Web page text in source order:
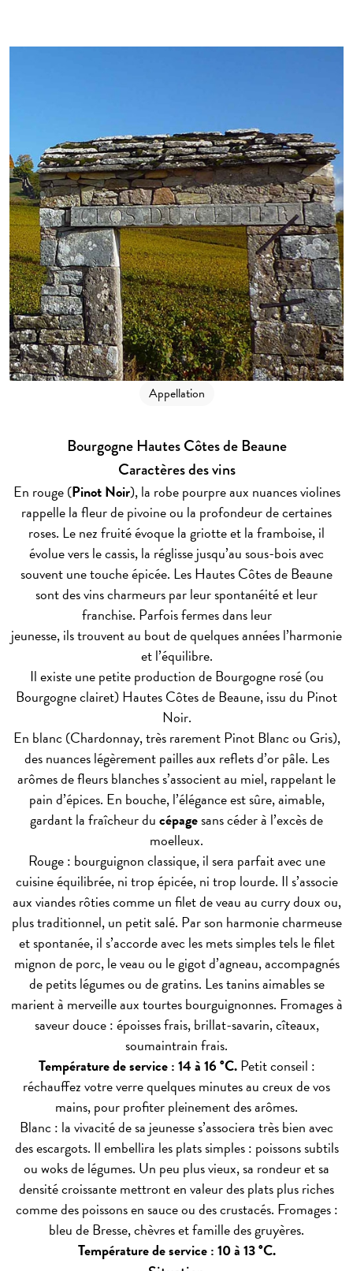
Appellation
Bourgogne Hautes Côtes de Beaune
Caractères des vins
En rouge (Pinot Noir), la robe pourpre aux nuances violines
rappelle la fleur de pivoine ou la profondeur de certaines
roses. Le nez fruité évoque la griotte et la framboise, il
évolue vers le cassis, la réglisse jusqu’au sous-bois avec
souvent une touche épicée. Les Hautes Côtes de Beaune
sont des vins charmeurs par leur spontanéité et leur
franchise. Parfois fermes dans leur
jeunesse, ils trouvent au bout de quelques années l’harmonie
et l’équilibre.
Il existe une petite production de Bourgogne rosé (ou
Bourgogne clairet) Hautes Côtes de Beaune, issu du Pinot
Noir.
En blanc (Chardonnay, très rarement Pinot Blanc ou Gris),
des nuances légèrement pailles aux reflets d’or pâle. Les
arômes de fleurs blanches s’associent au miel, rappelant le
pain d’épices. En bouche, l’élégance est sûre, aimable,
gardant la fraîcheur ducépagesans céder à l’excès de
moelleux.
Rouge : bourguignon classique, il sera parfait avec une
cuisine équilibrée, ni trop épicée, ni trop lourde. Il s’associe
aux viandes rôties comme un filet de veau au curry doux ou,
plus traditionnel, un petit salé. Par son harmonie charmeuse
et spontanée, il s’accorde avec les mets simples tels le filet
mignon de porc, le veau ou le gigot d’agneau, accompagnés
de petits légumes ou de gratins. Les tanins aimables se
marient à merveille aux tourtes bourguignonnes. Fromages à
saveur douce : époisses frais, brillat-savarin, cîteaux,
soumaintrain frais.
Température de service : 14 à 16 °C.Petit conseil :
réchauffez votre verre quelques minutes au creux de vos
mains, pour profiter pleinement des arômes.
Blanc : la vivacité de sa jeunesse s’associera très bien avec
des escargots. Il embellira les plats simples : poissons subtils
ou woks de légumes. Un peu plus vieux, sa rondeur et sa
densité croissante mettront en valeur des plats plus riches
comme des poissons en sauce ou des crustacés. Fromages :
bleu de Bresse, chèvres et famille des gruyères.
Température de service : 10 à 13 °C.